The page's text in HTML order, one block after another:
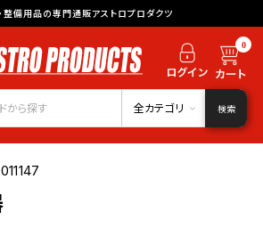
整備用品の専門通販アストロプロダクツ
0
全カテゴリ 検索